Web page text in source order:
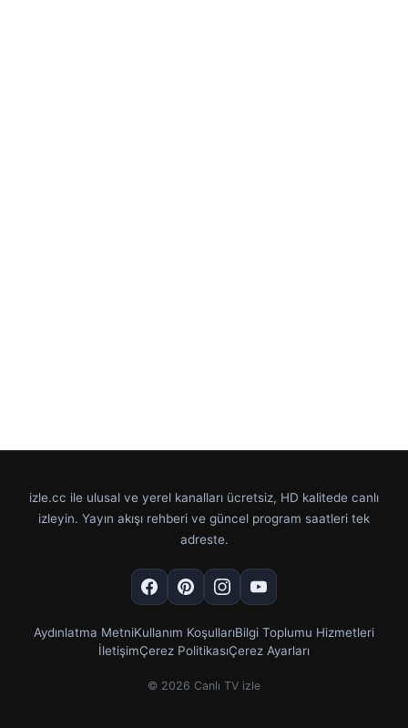
izle.cc ile ulusal ve yerel kanalları ücretsiz, HD kalitede canlı
izleyin. Yayın akışı rehberi ve güncel program saatleri tek
adreste.
Aydınlatma MetniKullanım KoşullarıBilgi Toplumu Hizmetleri
İletişimÇerez PolitikasıÇerez Ayarları
© 2026 Canlı TV izle